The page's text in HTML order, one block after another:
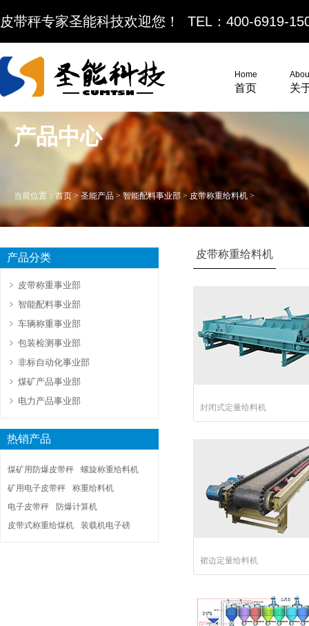
皮带秤专家圣能科技欢迎您！ TEL：400-6919-
Home
首页 关
产品中心
当前位置： 首页 > 圣能产品 > 智能配料事业部 >皮带称重给料机 >
皮带称重给料机
封闭式定量给料机
裙边定量给料机
产品分类
皮带称重事业部
智能配料事业部
车辆称重事业部
包装检测事业部
非标自动化事业部
煤矿产品事业部
电力产品事业部
热销产品
煤矿用防爆皮带秤
螺旋称重给料机
矿用电子皮带秤
称重给料机
电子皮带秤
防爆计算机
皮带式称重给煤机
装载机电子磅